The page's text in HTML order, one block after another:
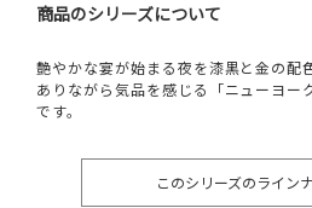
商品のシリーズについて
艶やかな宴が始まる夜を漆黒と金の配
ありながら気品を感じる「ニューヨー
です。
このシリーズのライン